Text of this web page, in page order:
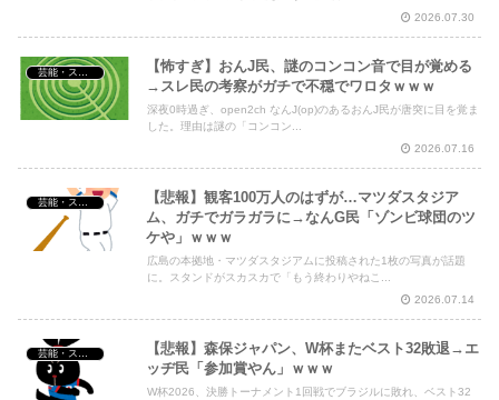
2026.07.30
【怖すぎ】おんJ民、謎のコンコン音で目が覚める
→スレ民の考察がガチで不穏でワロタｗｗｗ
深夜0時過ぎ、open2ch なんJ(op)のあるおんJ民が唐突に目を覚ま
した。理由は謎の「コンコン...
2026.07.16
芸能・スポーツ・Youtuber
【悲報】観客100万人のはずが…マツダスタジア
ム、ガチでガラガラに→なんG民「ゾンビ球団のツ
ケや」ｗｗｗ
広島の本拠地・マツダスタジアムに投稿された1枚の写真が話題
に。スタンドがスカスカで「もう終わりやねこ...
2026.07.14
芸能・スポーツ・Youtuber
【悲報】森保ジャパン、W杯またベスト32敗退→エ
ッヂ民「参加賞やん」ｗｗｗ
W杯2026、決勝トーナメント1回戦でブラジルに敗れ、ベスト32